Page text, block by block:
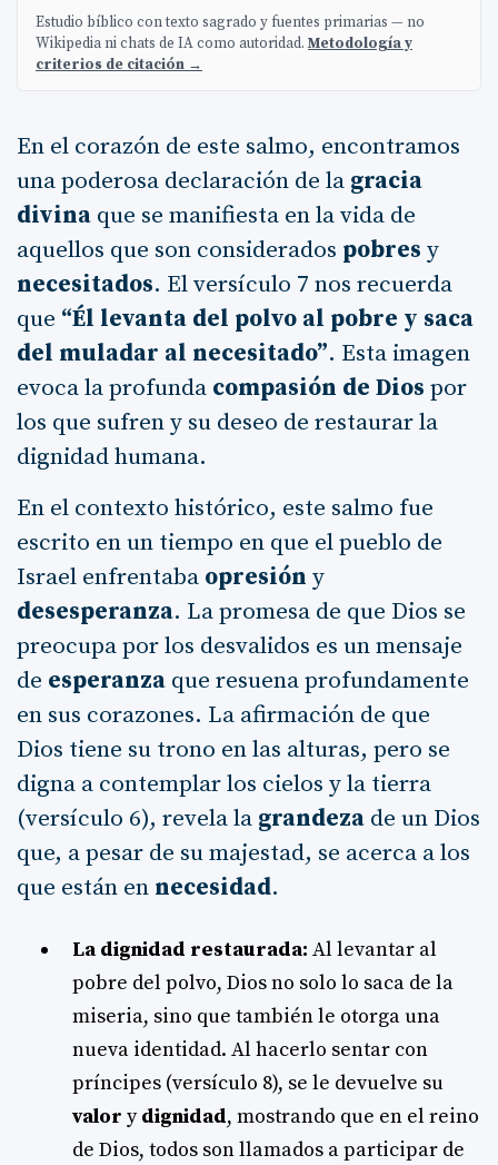
Estudio bíblico con texto sagrado y fuentes primarias — no
Wikipedia ni chats de IA como autoridad.Metodología y
criterios de citación →
En el corazón de este salmo, encontramos
una poderosa declaración de la gracia
divina que se manifiesta en la vida de
aquellos que son considerados pobres y
necesitados. El versículo 7 nos recuerda
que “Él levanta del polvo al pobre y saca
del muladar al necesitado”. Esta imagen
evoca la profunda compasión de Dios por
los que sufren y su deseo de restaurar la
dignidad humana.
En el contexto histórico, este salmo fue
escrito en un tiempo en que el pueblo de
Israel enfrentaba opresión y
desesperanza. La promesa de que Dios se
preocupa por los desvalidos es un mensaje
de esperanza que resuena profundamente
en sus corazones. La afirmación de que
Dios tiene su trono en las alturas, pero se
digna a contemplar los cielos y la tierra
(versículo 6), revela la grandeza de un Dios
que, a pesar de su majestad, se acerca a los
que están en necesidad.
La dignidad restaurada: Al levantar al
pobre del polvo, Dios no solo lo saca de la
miseria, sino que también le otorga una
nueva identidad. Al hacerlo sentar con
príncipes (versículo 8), se le devuelve su
valor ydignidad, mostrando que en el reino
de Dios, todos son llamados a participar de